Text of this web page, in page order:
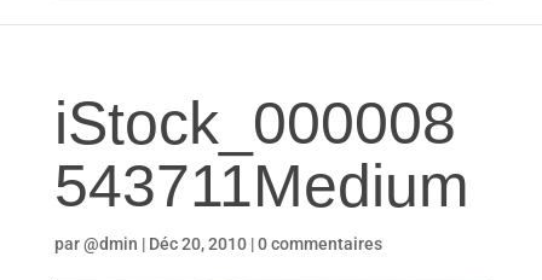
iStock_000008
543711Medium
par@dmin | Déc 20, 2010|0 commentaires